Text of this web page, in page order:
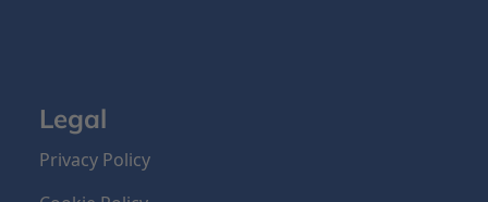
Legal
Privacy Policy